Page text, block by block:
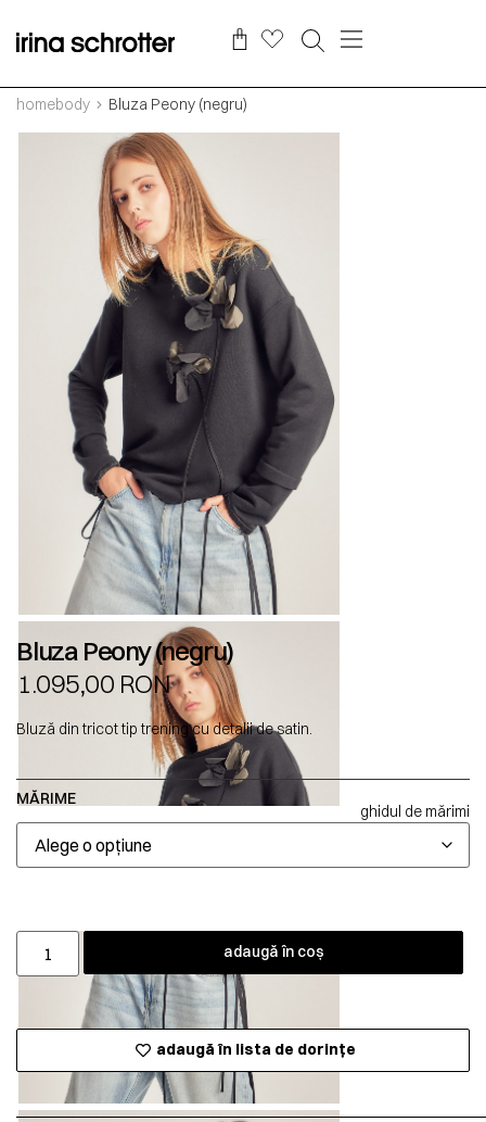
homebody Bluza Peony (negru)
Bluza Peony (negru)
1.095,00 RON
Bluză din tricot tip trening cu detalii de satin.
MĂRIME
ghidul de mărimi
adaugă în coș
adaugă în lista de dorințe